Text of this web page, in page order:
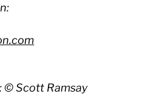
© Scott Ramsay